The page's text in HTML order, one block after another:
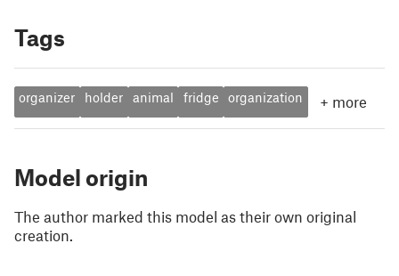
Tags
organizer holder animal fridge organization + more
Model origin
The author marked this model as their own original
creation.